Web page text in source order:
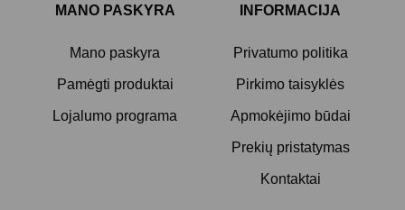
MANO PASKYRA
Mano paskyra
Pamėgti produktai
Lojalumo programa
INFORMACIJA
Privatumo politika
Pirkimo taisyklės
Apmokėjimo būdai
Prekių pristatymas
Kontaktai